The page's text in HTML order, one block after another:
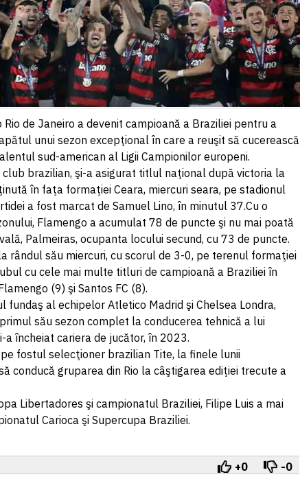
de Janeiro a devenit campioană a Braziliei pentru a
unui sezon excepţional în care a reuşit să cucerească
sud-american al Ligii Campionilor europeni.
brazilian, şi-a asigurat titlul naţional după victoria la
în faţa formaţiei Ceara, miercuri seara, pe stadionul
a fost marcat de Samuel Lino, în minutul 37.Cu o
Flamengo a acumulat 78 de puncte şi nu mai poată
Palmeiras, ocupanta locului secund, cu 73 de puncte.
rândul său miercuri, cu scorul de 3-0, pe terenul formaţiei
cu cele mai multe titluri de campioană a Braziliei în
(9) şi Santos FC (8).
fundaş al echipelor Atletico Madrid şi Chelsea Londra,
său sezon complet la conducerea tehnică a lui
a încheiat cariera de jucător, în 2023.
fostul selecţioner brazilian Tite, la finele lunii
conducă gruparea din Rio la câştigarea ediţiei trecute a
Libertadores şi campionatul Braziliei, Filipe Luis a mai
Carioca şi Supercupa Braziliei.
+0 -0